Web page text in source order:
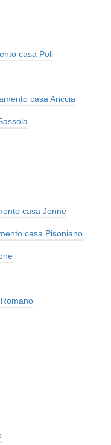
casa Poli
casa Ariccia
casa Jenne
casa Pisoniano